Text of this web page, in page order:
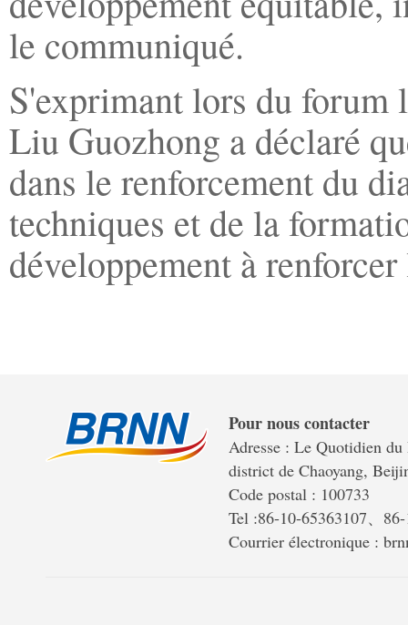
le communiqué.
S'exprimant lors du forum
Liu Guozhong a déclaré
dans le renforcement du
techniques et de la
développement à
Pour nous contacter
Adresse : Le Quotidien
district de Chaoyang,
Code postal : 100733
Tel :86-10-65363107、
Courrier électronique :